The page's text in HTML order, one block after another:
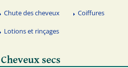
Chute des cheveux Coiffures
Lotions et rinçages
Cheveux secs